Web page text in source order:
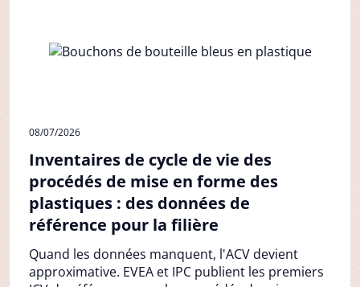
08/07/2026
Inventaires de cycle de vie des
procédés de mise en forme des
plastiques : des données de
référence pour la filière
Quand les données manquent, l'ACV devient
approximative. EVEA et IPC publient les premiers